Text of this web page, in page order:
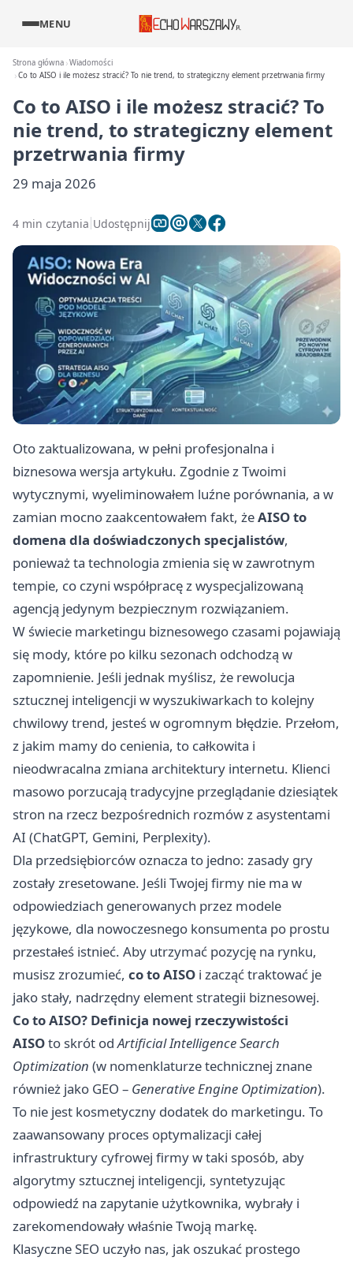
MENU
Strona główna Wiadomości
Co to AISO i ile możesz stracić? To nie trend, to strategiczny element przetrwania firmy
Co to AISO i ile możesz stracić? To
nie trend, to strategiczny element
przetrwania firmy
29 maja 2026
4 min czytania Udostępnij
Oto zaktualizowana, w pełni profesjonalna i
biznesowa wersja artykułu. Zgodnie z Twoimi
wytycznymi, wyeliminowałem luźne porównania, a w
zamian mocno zaakcentowałem fakt, żeAISO to
domena dla doświadczonych specjalistów,
ponieważ ta technologia zmienia się w zawrotnym
tempie, co czyni współpracę z wyspecjalizowaną
agencją jedynym bezpiecznym rozwiązaniem.
W świecie marketingu biznesowego czasami pojawiają
się mody, które po kilku sezonach odchodzą w
zapomnienie. Jeśli jednak myślisz, że rewolucja
sztucznej inteligencji w wyszukiwarkach to kolejny
chwilowy trend, jesteś w ogromnym błędzie. Przełom,
z jakim mamy do cenienia, to całkowita i
nieodwracalna zmiana architektury internetu. Klienci
masowo porzucają tradycyjne przeglądanie dziesiątek
stron na rzecz bezpośrednich rozmów z asystentami
AI (ChatGPT, Gemini, Perplexity).
Dla przedsiębiorców oznacza to jedno: zasady gry
zostały zresetowane. Jeśli Twojej firmy nie ma w
odpowiedziach generowanych przez modele
językowe, dla nowoczesnego konsumenta po prostu
przestałeś istnieć. Aby utrzymać pozycję na rynku,
musisz zrozumieć, co to AISO i zacząć traktować je
jako stały, nadrzędny element strategii biznesowej.
Co to AISO? Definicja nowej rzeczywistości
AISOto skrót odArtificial Intelligence Search
Optimization (w nomenklaturze technicznej znane
również jako GEO – Generative Engine Optimization).
To nie jest kosmetyczny dodatek do marketingu. To
zaawansowany proces optymalizacji całej
infrastruktury cyfrowej firmy w taki sposób, aby
algorytmy sztucznej inteligencji, syntetyzując
odpowiedź na zapytanie użytkownika, wybrały i
zarekomendowały właśnie Twoją markę.
Klasyczne SEO uczyło nas, jak oszukać prostego